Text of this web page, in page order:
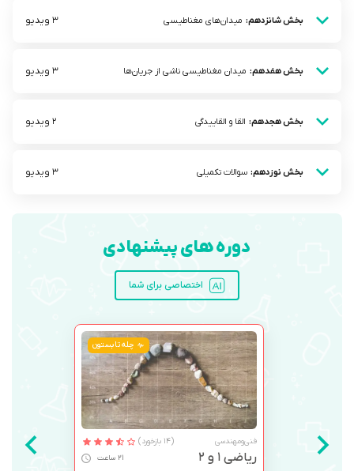
بخش شانزدهم: میدان‌های مغناطیسی 3 ویدیو
بخش هفدهم: میدان مغناطیسی ناشی از جریان‌ها 3 ویدیو
بخش هجدهم: القا و القاییدگی 2 ویدیو
بخش نوزدهم: سوالات تکمیلی 3 ویدیو
دوره های پیشنهادی
اختصاصی برای شما
چله تابستون
فنی‌ومهندسی (14 بازخورد)
ریاضی 1 و 2 21 ساعت